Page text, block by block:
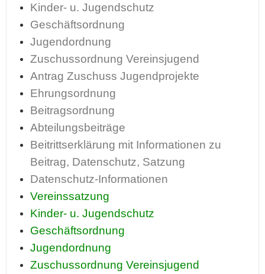
Kinder- u. Jugendschutz
Geschäftsordnung
Jugendordnung
Zuschussordnung Vereinsjugend
Antrag Zuschuss Jugendprojekte
Ehrungsordnung
Beitragsordnung
Abteilungsbeiträge
Beitrittserklärung mit Informationen zu
Beitrag, Datenschutz, Satzung
Datenschutz-Informationen
Vereinssatzung
Kinder- u. Jugendschutz
Geschäftsordnung
Jugendordnung
Zuschussordnung Vereinsjugend